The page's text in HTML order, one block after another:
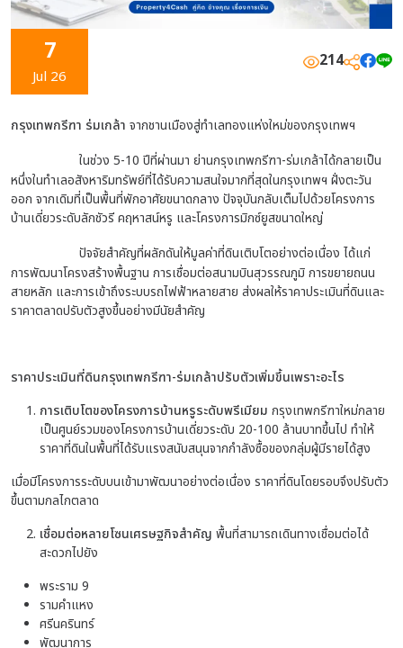
7
Jul 26
214
กรุงเทพกรีฑา ร่มเกล้า จากชานเมืองสู่ทำเลทองแห่งใหม่ของกรุงเทพฯ
ในช่วง 5-10 ปีที่ผ่านมา ย่านกรุงเทพกรีฑา-ร่มเกล้าได้กลายเป็น
หนึ่งในทำเลอสังหาริมทรัพย์ที่ได้รับความสนใจมากที่สุดในกรุงเทพฯ ฝั่งตะวัน
ออก จากเดิมที่เป็นพื้นที่พักอาศัยขนาดกลาง ปัจจุบันกลับเต็มไปด้วยโครงการ
บ้านเดี่ยวระดับลักชัวรี คฤหาสน์หรู และโครงการมิกซ์ยูสขนาดใหญ่
ปัจจัยสำคัญที่ผลักดันให้มูลค่าที่ดินเติบโตอย่างต่อเนื่อง ได้แก่
การพัฒนาโครงสร้างพื้นฐาน การเชื่อมต่อสนามบินสุวรรณภูมิ การขยายถนน
สายหลัก และการเข้าถึงระบบรถไฟฟ้าหลายสาย ส่งผลให้ราคาประเมินที่ดินและ
ราคาตลาดปรับตัวสูงขึ้นอย่างมีนัยสำคัญ
ราคาประเมินที่ดินกรุงเทพกรีฑา-ร่มเกล้าปรับตัวเพิ่มขึ้นเพราะอะไร
การเติบโตของโครงการบ้านหรูระดับพรีเมียม กรุงเทพกรีฑาใหม่กลาย
เป็นศูนย์รวมของโครงการบ้านเดี่ยวระดับ 20-100 ล้านบาทขึ้นไป ทำให้
ราคาที่ดินในพื้นที่ได้รับแรงสนับสนุนจากกำลังซื้อของกลุ่มผู้มีรายได้สูง
เมื่อมีโครงการระดับบนเข้ามาพัฒนาอย่างต่อเนื่อง ราคาที่ดินโดยรอบจึงปรับตัว
ขึ้นตามกลไกตลาด
เชื่อมต่อหลายโซนเศรษฐกิจสำคัญ พื้นที่สามารถเดินทางเชื่อมต่อได้
สะดวกไปยัง
พระราม 9
รามคำแหง
ศรีนครินทร์
พัฒนาการ